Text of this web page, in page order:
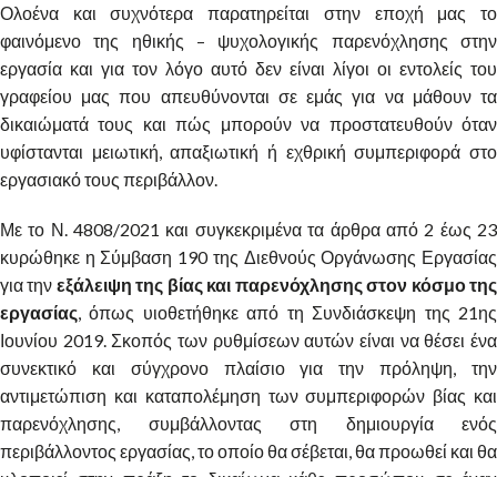
Ολοένα και συχνότερα παρατηρείται στην εποχή μας το
φαινόμενο της ηθικής – ψυχολογικής παρενόχλησης στην
εργασία και για τον λόγο αυτό δεν είναι λίγοι οι εντολείς του
γραφείου μας που απευθύνονται σε εμάς για να μάθουν τα
δικαιώματά τους και πώς μπορούν να προστατευθούν όταν
υφίστανται μειωτική, απαξιωτική ή εχθρική συμπεριφορά στο
εργασιακό τους περιβάλλον.
Με το Ν. 4808/2021 και συγκεκριμένα τα άρθρα από 2 έως 23
κυρώθηκε η Σύμβαση 190 της Διεθνούς Οργάνωσης Εργασίας
για την εξάλειψη της βίας και παρενόχλησης στον κόσμο της
εργασίας, όπως υιοθετήθηκε από τη Συνδιάσκεψη της 21ης
Ιουνίου 2019. Σκοπός των ρυθμίσεων αυτών είναι να θέσει ένα
συνεκτικό και σύγχρονο πλαίσιο για την πρόληψη, την
αντιμετώπιση και καταπολέμηση των συμπεριφορών βίας και
παρενόχλησης, συμβάλλοντας στη δημιουργία ενός
περιβάλλοντος εργασίας, το οποίο θα σέβεται, θα προωθεί και θα